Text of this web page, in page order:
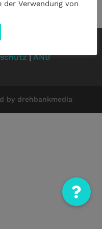
|ANB
by drehbankmedia
der Verwendung von